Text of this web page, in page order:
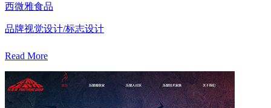
西微雅食品
品牌视觉设计/标志设计
Read More